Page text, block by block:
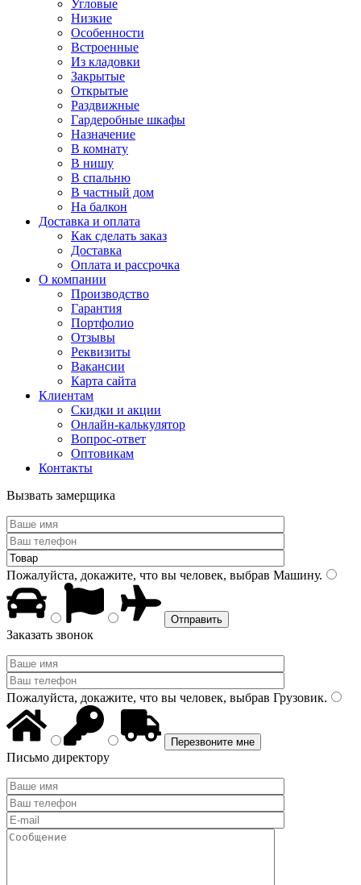
Угловые
Низкие
Особенности
Встроенные
Из кладовки
Закрытые
Открытые
Раздвижные
Гардеробные шкафы
Назначение
В комнату
В нишу
В спальню
В частный дом
На балкон
Доставка и оплата
Как сделать заказ
Доставка
Оплата и рассрочка
О компании
Производство
Гарантия
Портфолио
Отзывы
Реквизиты
Вакансии
Карта сайта
Клиентам
Скидки и акции
Онлайн-калькулятор
Вопрос-ответ
Оптовикам
Контакты
Вызвать замерщика
Пожалуйста, докажите, что вы человек, выбрав Машину.
Заказать звонок
Пожалуйста, докажите, что вы человек, выбрав Грузовик.
Письмо директору